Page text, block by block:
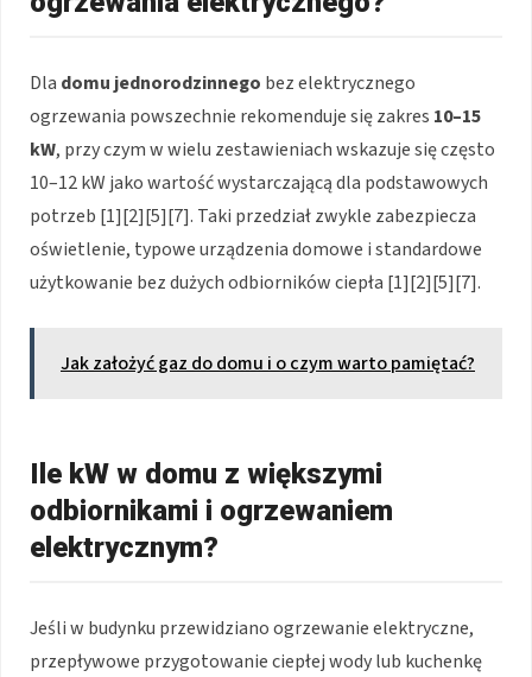
Dla domu jednorodzinnego bez elektrycznego
ogrzewania powszechnie rekomenduje się zakres 10–15
kW, przy czym w wielu zestawieniach wskazuje się często
10–12 kW jako wartość wystarczającą dla podstawowych
potrzeb [1][2][5][7]. Taki przedział zwykle zabezpiecza
oświetlenie, typowe urządzenia domowe i standardowe
użytkowanie bez dużych odbiorników ciepła [1][2][5][7].
Jak założyć gaz do domu i o czym warto pamiętać?
Ile kW w domu z większymi
odbiornikami i ogrzewaniem
elektrycznym?
Jeśli w budynku przewidziano ogrzewanie elektryczne,
przepływowe przygotowanie ciepłej wody lub kuchenkę